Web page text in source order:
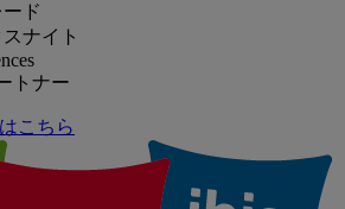
ド
ナイト
トナー
こちら